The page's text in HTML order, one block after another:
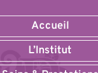
Accueil
L’Institut